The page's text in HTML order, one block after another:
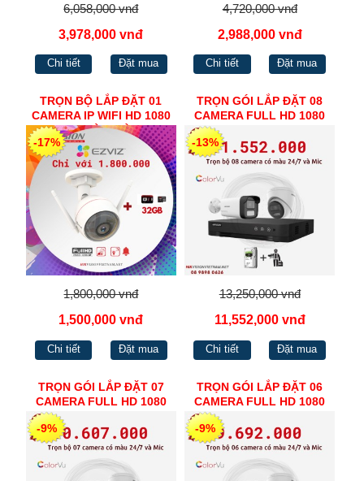
6,058,000 vnđ
3,978,000 vnđ
Chi tiết Đặt mua
4,720,000 vnđ
2,988,000 vnđ
Chi tiết Đặt mua
TRỌN BỘ LẮP ĐẶT 01
CAMERA IP WIFI HD 1080
NGOÀI TRỜI
-17%
1,800,000 vnđ
1,500,000 vnđ
Chi tiết Đặt mua
TRỌN GÓI LẮP ĐẶT 08
CAMERA FULL HD 1080
-13%
13,250,000 vnđ
11,552,000 vnđ
Chi tiết Đặt mua
TRỌN GÓI LẮP ĐẶT 07
CAMERA FULL HD 1080
-9%
TRỌN GÓI LẮP ĐẶT 06
CAMERA FULL HD 1080
-9%